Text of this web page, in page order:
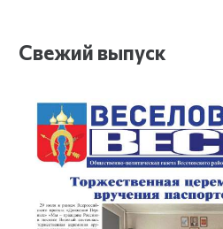
Свежий выпуск